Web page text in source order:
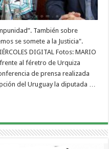
También sobre
se somete a la Justicia".
DIGITAL Fotos: MARIO
al féretro de Urquiza
de prensa realizada
del Uruguay la diputada …